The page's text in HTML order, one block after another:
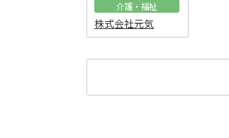
介護・福祉
株式会社元気